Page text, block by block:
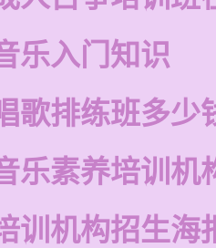
乐入门知识
歌排练班多少
乐素养培训机
训机构招生海